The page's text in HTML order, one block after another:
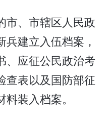
市、市辖区人民政
建立入伍档案，
、应征公民政治考
查表以及国防部征
装入档案。